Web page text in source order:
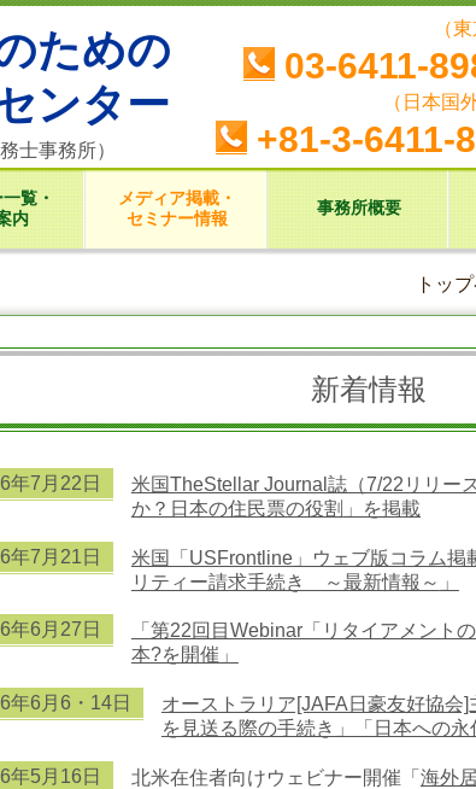
ための
ンター
士事務所）
（東
03-6411-
（日本国
+81-3-6411-
覧・
内
メディア掲載・
セミナー情報
事務所概要
トッ
新着情報
年7 月22日
米国TheStellar Journal誌（7/22リリー
か？日本の住民票の役割 」を掲載
年7 月21日 米国「USFrontline」ウェブ版コラム掲
リティー請求手続き ～最新情報～ 」
年6 月27日
「第22回目Webinar「リタイアメント
本?を開催」
年6 月6・14日
オーストラリア[JAFA日豪友好協会
を見送る際の手続き」「日本への永
年5 月16日 北米在住者向けウェビナー開催「 海外